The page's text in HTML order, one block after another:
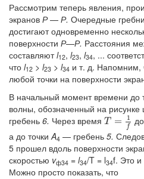
Рассмотрим теперь явления,
экранов Р— Р. Очередные
достигают одновременно
поверхности Р—Р. Расстояния
составляютl12, l23, l34, ...
что l12 > l23 > l34 и т. д. Напомним,
любой точки на поверхности
В начальный момент времени до
волны, обозначенный на рисунке
гребень 6. Через время T = 1
f
T= 1f
а до точкиA4 — гребень 5.
5 прошел вдоль поверхности
скоростью vф34 = l34/T = l34f. Это и
Можно просто показать, что